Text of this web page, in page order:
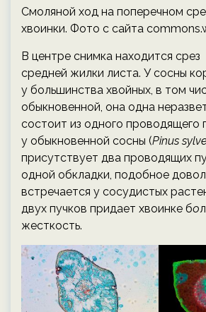
Смоляной ход на поперечном
хвоинки. Фото с сайта
В центре снимка находится срез
средней жилки листа. У сосны
у большинства хвойных, в том
обыкновенной, она одна
состоит из одного проводящего
у обыкновенной сосны (Pinus
присутствует два проводящих
одной обкладки, подобное
встречается у сосудистых
двух пучков придает хвоинке бо
жесткость.